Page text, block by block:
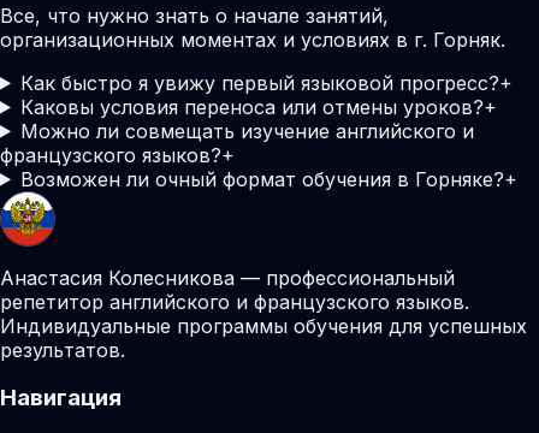
Все, что нужно знать о начале занятий,
организационных моментах и условиях в г. Горняк.
Как быстро я увижу первый языковой прогресс?+
Каковы условия переноса или отмены уроков?+
Можно ли совмещать изучение английского и
французского языков?+
Возможен ли очный формат обучения в Горняке?+
Анастасия Колесникова — профессиональный
репетитор английского и французского языков.
Индивидуальные программы обучения для успешных
результатов.
Навигация